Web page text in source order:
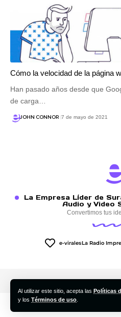
Al utilizar este sitio, acepta las Políticas
y los Términos de uso
Cómo la velocidad de la página
Han pasado años desde que
de carga…
JOHN CONNOR 7 de mayo de 2021
La Empresa Líder de
Audio y Video
Convertimos tus
e-viralesLa Radio
Copyright © 2025 EXTASSIS NETwork